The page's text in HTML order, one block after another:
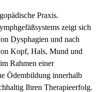
Praxis.
zeigt sich
Dysphagien und nach
Kopf, Hals, Mund und
Rahmen einer
Ödembildung innerhalb
Ihren Therapieerfolg.